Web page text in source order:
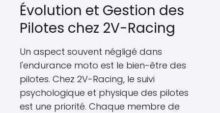
Évolution et Gestion des
Pilotes chez 2V-Racing
Un aspect souvent négligé dans
l'endurance moto est le bien-être des
pilotes. Chez 2V-Racing, le suivi
psychologique et physique des pilotes
est une priorité. Chaque membre de